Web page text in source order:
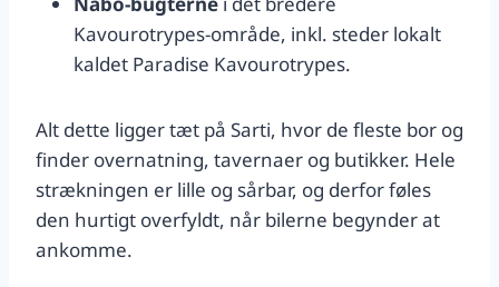
Kavourotrypes-område, inkl. steder lokalt
kaldet Paradise Kavourotrypes.
Alt dette ligger tæt på Sarti, hvor de fleste bor og
finder overnatning, tavernaer og butikker. Hele
strækningen er lille og sårbar, og derfor føles
den hurtigt overfyldt, når bilerne begynder at
ankomme.